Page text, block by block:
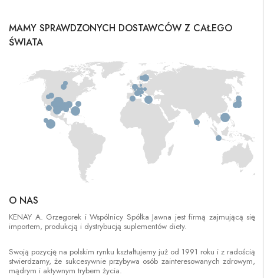
MAMY SPRAWDZONYCH DOSTAWCÓW Z CAŁEGO
ŚWIATA
O NAS
KENAY A. Grzegorek i Wspólnicy Spółka Jawna jest firmą zajmującą się
importem, produkcją i dystrybucją suplementów diety.
Swoją pozycję na polskim rynku kształtujemy już od 1991 roku i z radością
stwierdzamy, że sukcesywnie przybywa osób zainteresowanych zdrowym,
mądrym i aktywnym trybem życia.